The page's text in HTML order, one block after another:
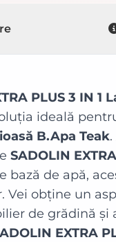
PLUS 3 IN
ideală
B.Apa Teak
SADOLIN
bază de apă,
Vei obține un
de grădină și
EXTRA